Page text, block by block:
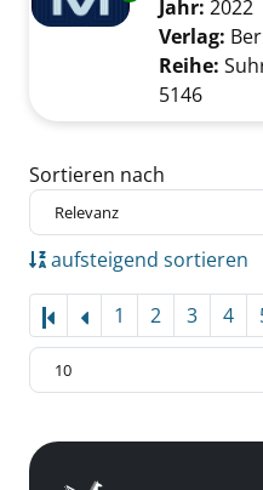
Jahr: 2022
Verlag:
Reihe:
5146
Zu den Suchfiltern
Sortieren nach
aufsteigend sortieren
1 2 3 4